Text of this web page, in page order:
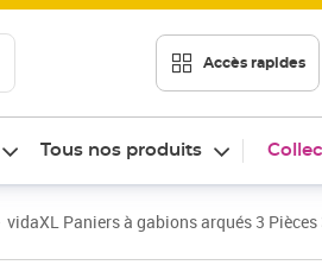
Accès rapides
Tous nos produits
vidaXL Paniers à gabions arqués 3